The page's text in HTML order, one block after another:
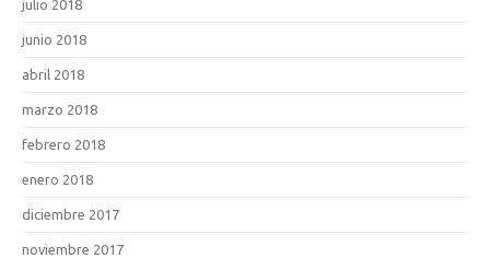
julio 2018
junio 2018
abril 2018
marzo 2018
febrero 2018
enero 2018
diciembre 2017
noviembre 2017